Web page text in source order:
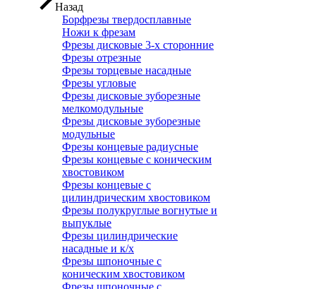
Назад
Борфрезы твердосплавные
Ножи к фрезам
Фрезы дисковые 3-х сторонние
Фрезы отрезные
Фрезы торцевые насадные
Фрезы угловые
Фрезы дисковые зуборезные
мелкомодульные
Фрезы дисковые зуборезные
модульные
Фрезы концевые радиусные
Фрезы концевые с коническим
хвостовиком
Фрезы концевые с
цилиндрическим хвостовиком
Фрезы полукруглые вогнутые и
выпуклые
Фрезы цилиндрические
насадные и к/х
Фрезы шпоночные с
коническим хвостовиком
Фрезы шпоночные с